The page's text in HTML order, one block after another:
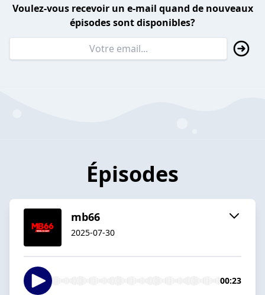
Voulez-vous recevoir un e-mail quand de nouveaux
épisodes sont disponibles?
Épisodes
mb66
2025-07-30
00:23